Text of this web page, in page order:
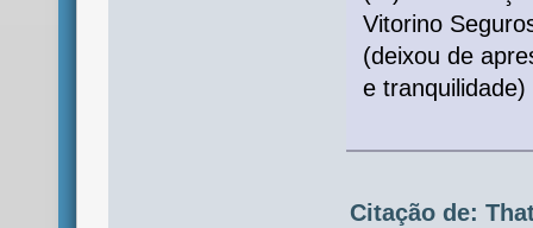
Vitorino
(deixou de
e tranquilidade)
Citação de: